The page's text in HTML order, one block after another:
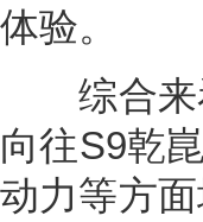
体验。
综合来看
向往S9乾
动力等方